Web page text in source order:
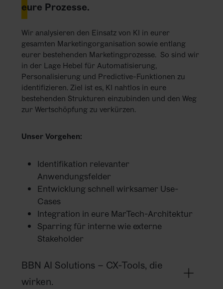
eure Prozesse.
Wir analysieren den Einsatz von KI in eurer
gesamten Marketingorganisation sowie entlang
eurer bestehenden Marketingprozesse. So sind wir
in der Lage Hebel für Automatisierung,
Personalisierung und Predictive-Funktionen zu
identifizieren. Ziel ist es, KI nahtlos in eure
bestehenden Strukturen einzubinden und den Weg
zur Wertschöpfung zu verkürzen.
Unser Vorgehen:
Identifikation relevanter
Anwendungsfelder
Entwicklung schnell wirksamer Use-
Cases
Integration in eure MarTech-Architektur
Sparring für interne wie externe
Stakeholder
BBN AI Solutions – CX-Tools, die
wirken.